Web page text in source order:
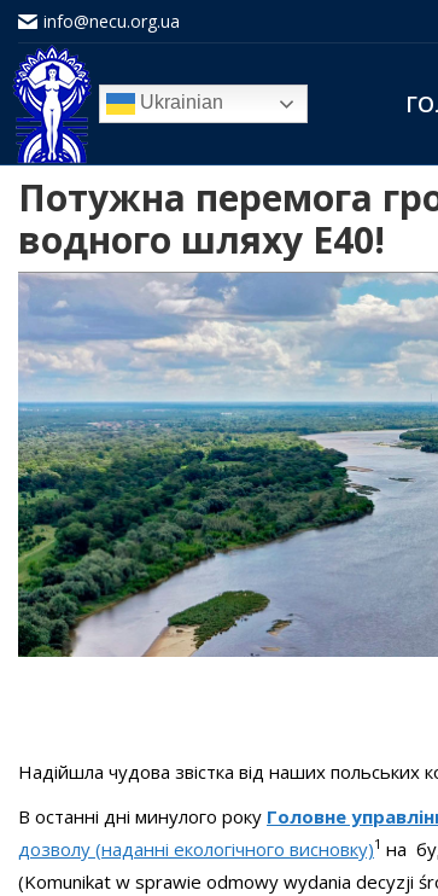
info@necu.org.ua
Ukrainian
Потужна перемога
водного шляху Е40!
Надійшла чудова звістка від наших польських
В останні дні минулого року Головне
дозволу (наданні екологічного висновку)1 на
(Komunikat w sprawie odmowy wydania decyzji